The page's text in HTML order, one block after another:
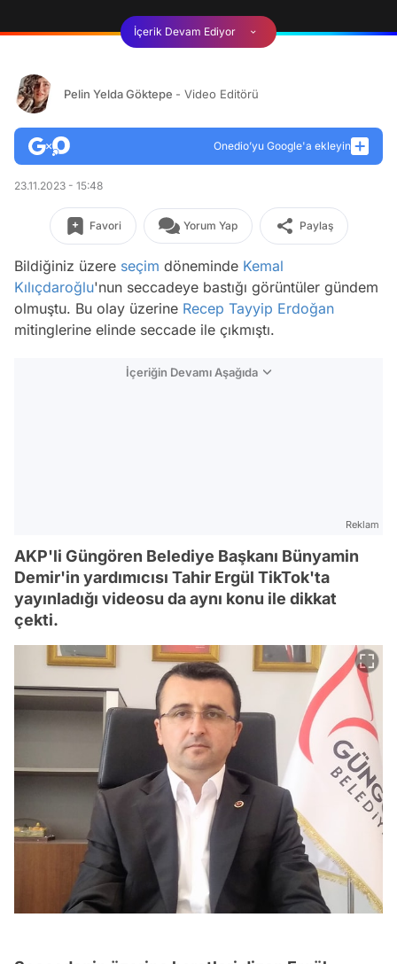
İçerik Devam Ediyor
Pelin Yelda Göktepe - Video Editörü
Onedio’yu Google'a ekleyin
23.11.2023 - 15:48
Favori Yorum Yap Paylaş
Bildiğiniz üzere seçim döneminde Kemal
Kılıçdaroğlu'nun seccadeye bastığı görüntüler gündem
olmuştu. Bu olay üzerine Recep Tayyip Erdoğan
mitinglerine elinde seccade ile çıkmıştı.
İçeriğin Devamı Aşağıda
Reklam
AKP'li Güngören Belediye Başkanı Bünyamin
Demir'in yardımıcısı Tahir Ergül TikTok'ta
yayınladığı videosu da aynı konu ile dikkat
çekti.